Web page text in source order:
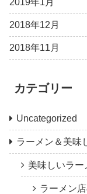
2019年1月
2018年12月
2018年11月
カテゴリー
Uncategorized
ラーメン＆美味
美味しいラー
ラーメン